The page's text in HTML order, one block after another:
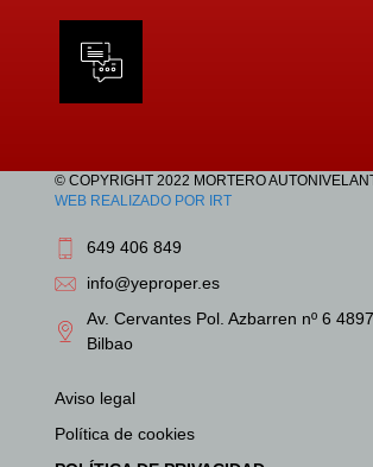
111
131
141
© COPYRIGHT 2022 MORTERO
WEB REALIZADO POR IRT
649 406 849
31
info@yeproper.es
Av. Cervantes Pol. Azbarren nº 6
Bilbao
Aviso legal
Política de cookies